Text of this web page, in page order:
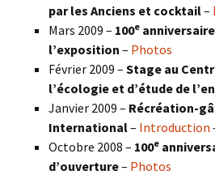
par les Anciens et cocktail–
Mars 2009 – 100e
l’exposition – Photos
Février 2009 – Stage au
l’écologie et d’étude de
Janvier 2009 – Récréation-
International– Introduction
Octobre 2008 – 100e
d’ouverture– Photos